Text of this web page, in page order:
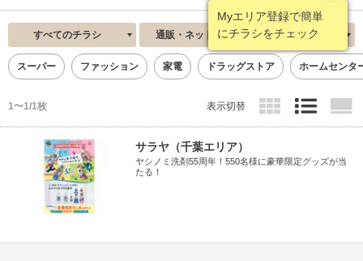
Myエリア登録で簡単
にチラシをチェック
すべてのチラシ 通販・ネットショップ 新着順
スーパー ファッション 家電 ドラッグストア ホームセンタ
1〜1/1枚 表示切替
サラヤ（千葉エリア）
ヤシノミ洗剤55周年！550名様に豪華限定グッズが当
たる！